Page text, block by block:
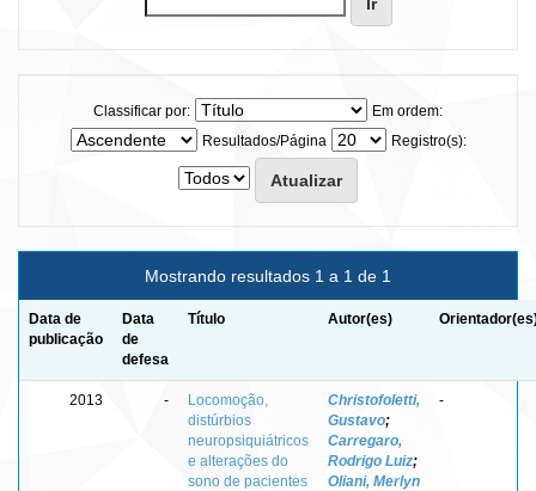
Classificar por:
Em ordem:
Resultados/Página
Registro(s):
Mostrando resultados 1 a 1 de 1
Data de
publicação
Data
de
defesa
Título Autor(es)
2013 -
Locomoção,
distúrbios
neuropsiquiátricos
e alterações do
sono de pacientes
Christofoletti,
Gustavo;
Carregaro,
Rodrigo Luiz;
Oliani, Merlyn
-